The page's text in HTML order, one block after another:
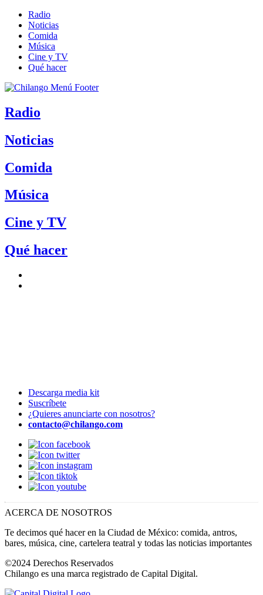
Radio
Noticias
Comida
Música
Cine y TV
Qué hacer
Radio
Noticias
Comida
Música
Cine y TV
Qué hacer
Descarga media kit
Suscríbete
¿Quieres anunciarte con nosotros?
contacto@chilango.com
ACERCA DE NOSOTROS
Te decimos qué hacer en la Ciudad de México: comida, antros,
bares, música, cine, cartelera teatral y todas las noticias importantes
©2024 Derechos Reservados
Chilango es una marca registrado de Capital Digital.